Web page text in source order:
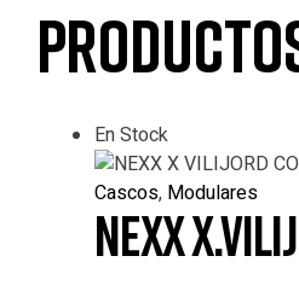
En Stock
Cascos, Modulares
NEXX